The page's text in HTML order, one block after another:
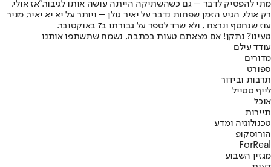
מתי להפסיק לדבר – גם כשהשתיקה הייתה עושה אותו לגיבור."אז אולי,
רק אולי, הגיע הזמן שפחות נדבר על יאיר גולן – ויותר על יא יא יאיר, מניר
עוז שנחטף ונרצח , ולא שרד לספר על גבורתו ב7 באוקטובר.
טעינו? נתקן! אם מצאתם טעות בכתבה, נשמח שתשתפו אותנו
עודד עילם
מדורים
ספורט
תרבות ובידור
לייף סטייל
אוכל
תיירות
טכנולוגיה ומדע
הורוסקופ
ForReal
מגזין השבוע